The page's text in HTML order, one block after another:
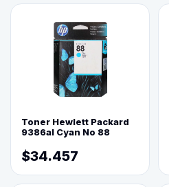
Toner Hewlett Packard
9386al Cyan No 88
$34.457